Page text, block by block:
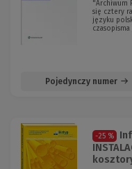
"Archiwum
się cztery
języku
Pojedynczy numer
-25 %